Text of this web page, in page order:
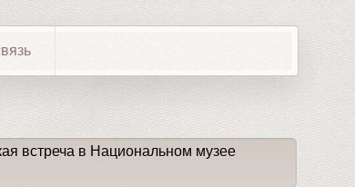
встреча в Национальном музее